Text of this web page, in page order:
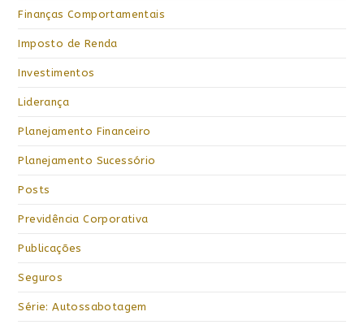
Finanças Comportamentais
Imposto de Renda
Investimentos
Liderança
Planejamento Financeiro
Planejamento Sucessório
Posts
Previdência Corporativa
Publicações
Seguros
Série: Autossabotagem